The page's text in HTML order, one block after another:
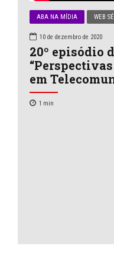
ABA NA MÍDIA WEB
10 de dezembro de 2020
20º episódio
em
1 min